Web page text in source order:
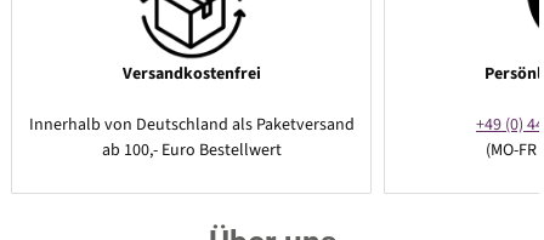
Versandkostenfrei
Innerhalb von Deutschland als Paketversand
ab 100,- Euro Bestellwert
+49 (0)
(MO-